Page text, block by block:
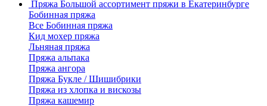
Пряжа Большой ассортимент пряжи в Екатеринбурге
Бобинная пряжа
Все Бобинная пряжа
Кид мохер пряжа
Льняная пряжа
Пряжа альпака
Пряжа ангора
Пряжа Букле / Шишибрики
Пряжа из хлопка и вискозы
Пряжа кашемир